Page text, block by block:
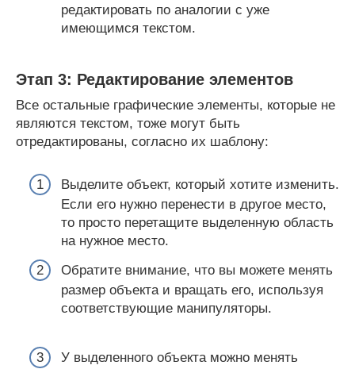
редактировать по аналогии с уже
имеющимся текстом.
Этап 3: Редактирование элементов
Все остальные графические элементы, которые не
являются текстом, тоже могут быть
отредактированы, согласно их шаблону:
Выделите объект, который хотите изменить.
Если его нужно перенести в другое место,
то просто перетащите выделенную область
на нужное место.
Обратите внимание, что вы можете менять
размер объекта и вращать его, используя
соответствующие манипуляторы.
У выделенного объекта можно менять